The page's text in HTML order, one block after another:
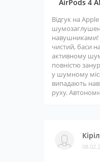
AirPods 4
Відгук на
навушниками!
чистий, баси
активному
повністю
у шумному
випадають
руху.
Кіріл